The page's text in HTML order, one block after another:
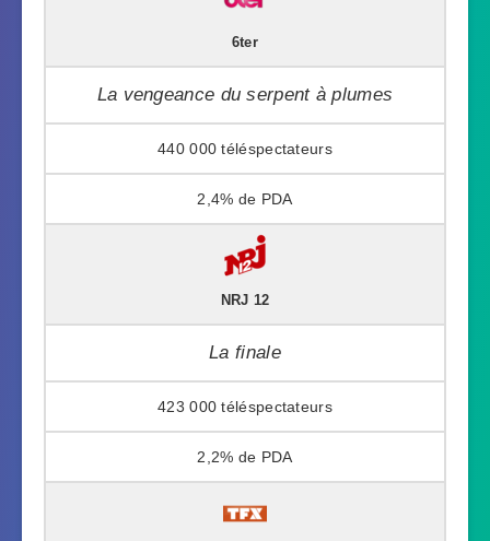
6ter
La vengeance du serpent à plumes
440 000
2,4%
NRJ 12
La finale
423 000
2,2%